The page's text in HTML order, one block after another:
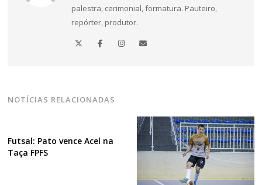
palestra, cerimonial, formatura. Pauteiro,
repórter, produtor.
NOTÍCIAS RELACIONADAS
Futsal: Pato vence Acel na
Taça FPFS